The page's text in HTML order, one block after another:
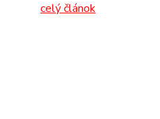
celý článok